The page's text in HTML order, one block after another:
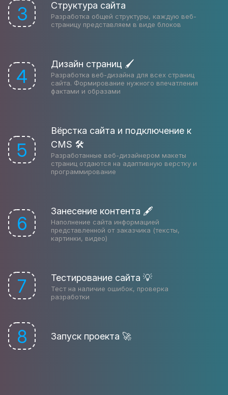
3 Структура сайта
Разработка общей структуры, каждую веб-
страницу представляем в виде блоков
4
Дизайн страниц 🖌
Разработка веб-дизайна для всех страниц
сайта. Формирование нужного впечатления
фактами и образами
5
Вёрстка сайта и подключение к
CMS 🛠
Разработанные веб-дизайнером макеты
страниц отдаются на адаптивную верстку и
программирование
6
Занесение контента 🖋
Наполнение сайта информацией
представленной от заказчика (тексты,
картинки, видео)
7 Тестирование сайта 💡
Тест на наличие ошибок, проверка
разработки
8 Запуск проекта 🚀